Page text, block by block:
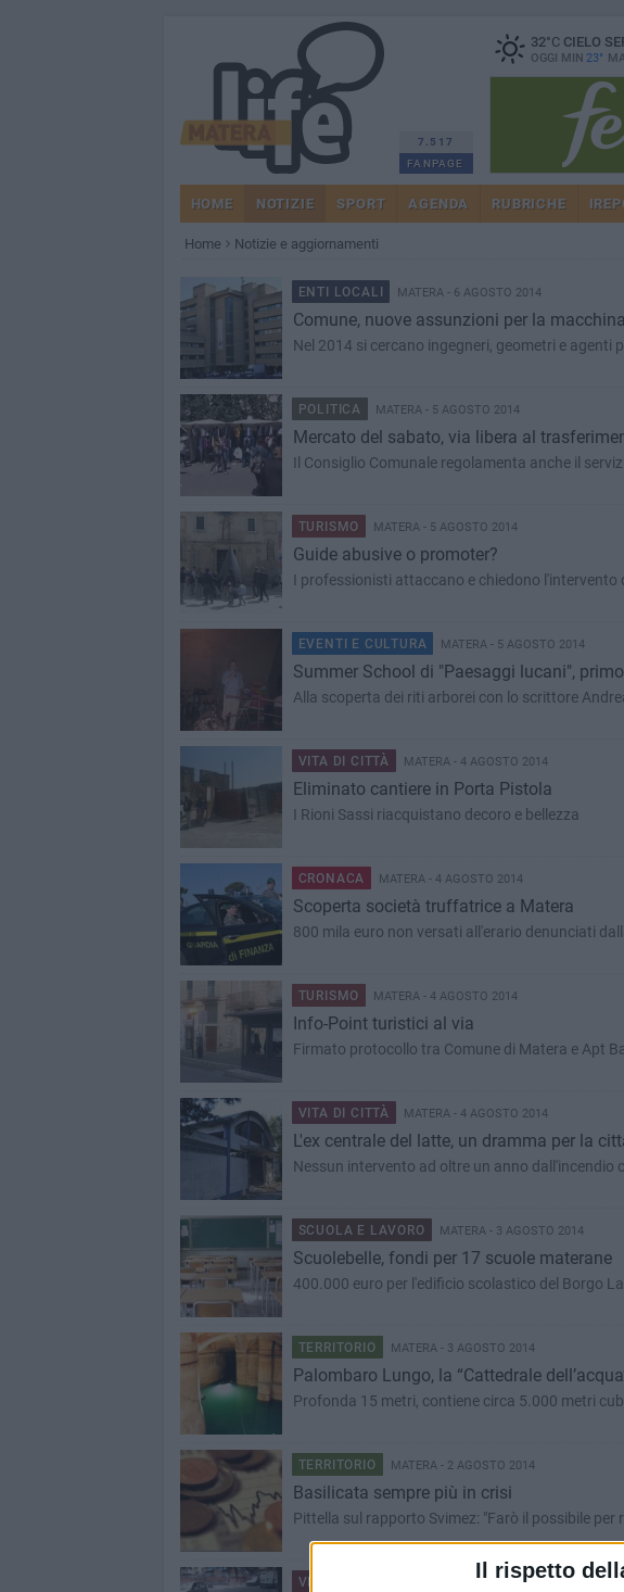
Il rispetto
7.517
FANPAGE
32°CCIELO
OGGI MIN 23°
HOME NOTIZIE SPORT AGENDA RUBRICHE
Home Notizie e aggiornamenti
ENTI LOCALI MATERA - 6 AGOSTO 2014
Comune, nuove assunzioni per la
Nel 2014 si cercano ingegneri, geometri e agenti
POLITICA MATERA - 5 AGOSTO 2014
Mercato del sabato, via libera al
Il Consiglio Comunale regolamenta anche il
TURISMO MATERA - 5 AGOSTO 2014
​Guide abusive o promoter?
I professionisti attaccano e chiedono l'intervento
EVENTI E CULTURA MATERA - 5 AGOSTO 2014
Summer School di "Paesaggi lucani",
Alla scoperta dei riti arborei con lo scrittore
VITA DI CITTÀ MATERA - 4 AGOSTO 2014
Eliminato cantiere in Porta Pistola
I Rioni Sassi riacquistano decoro e bellezza
CRONACA MATERA - 4 AGOSTO 2014
Scoperta società truffatrice a Matera
800 mila euro non versati all'erario denunciati
TURISMO MATERA - 4 AGOSTO 2014
Info-Point turistici al via
Firmato protocollo tra Comune di Matera e Apt
VITA DI CITTÀ MATERA - 4 AGOSTO 2014
L'ex centrale del latte, un dramma per la
Nessun intervento ad oltre un anno dall'incendio
SCUOLA E LAVORO MATERA - 3 AGOSTO 2014
Scuolebelle, fondi per 17 scuole materane
400.000 euro per l'edificio scolastico del Borgo
TERRITORIO MATERA - 3 AGOSTO 2014
Palombaro Lungo, la “Cattedrale
Profonda 15 metri, contiene circa 5.000 metri
TERRITORIO MATERA - 2 AGOSTO 2014
Basilicata sempre più in crisi
Pittella sul rapporto Svimez: "Farò il possibile
VITA DI CITTÀ MATERA - 2 AGOSTO 2014